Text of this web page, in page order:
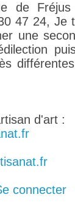
de
47 24, Je
une
d'art :
connecter